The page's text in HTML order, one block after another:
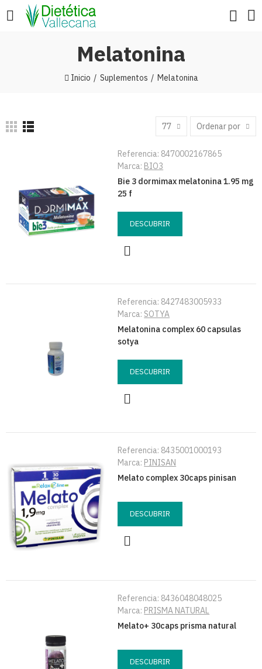
Melatonina
Inicio Suplementos Melatonina
77 Ordenar por
Referencia: 8470002167865
Marca: BIO3
Bie 3 dormimax melatonina 1.95 mg
25 f
DESCUBRIR
Referencia: 8427483005933
Marca: SOTYA
Melatonina complex 60 capsulas
sotya
DESCUBRIR
Referencia: 8435001000193
Marca: PINISAN
Melato complex 30caps pinisan
DESCUBRIR
Referencia: 8436048048025
Marca: PRISMA NATURAL
Melato+ 30caps prisma natural
DESCUBRIR